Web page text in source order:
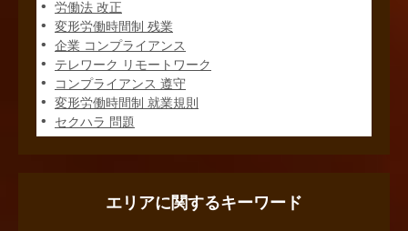
労働法 改正
変形労働時間制 残業
企業 コンプライアンス
テレワーク リモートワーク
コンプライアンス 遵守
変形労働時間制 就業規則
セクハラ 問題
エリアに関するキーワード